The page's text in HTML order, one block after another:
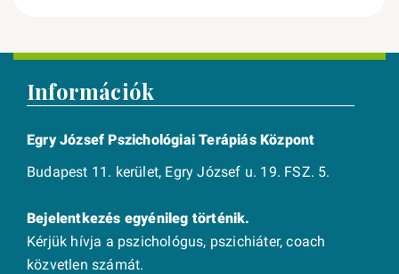
Információk
Egry József Pszichológiai Terápiás Központ
Budapest 11. kerület, Egry József u. 19. FSZ. 5.
Bejelentkezés egyénileg történik.
Kérjük hívja a pszichológus, pszichiáter, coach
közvetlen számát.